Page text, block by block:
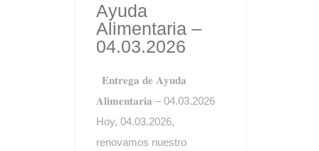
Ayuda
Alimentaria –
04.03.2026
𝐄𝐧𝐭𝐫𝐞𝐠𝐚 𝐝𝐞 𝐀𝐲𝐮𝐝𝐚
𝐀𝐥𝐢𝐦𝐞𝐧𝐭𝐚𝐫𝐢𝐚 – 04.03.2026
Hoy, 04.03.2026,
renovamos nuestro